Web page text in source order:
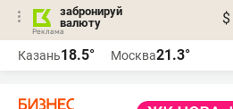
забронируй
валюту
$
Казань18.5° Москва21.3°